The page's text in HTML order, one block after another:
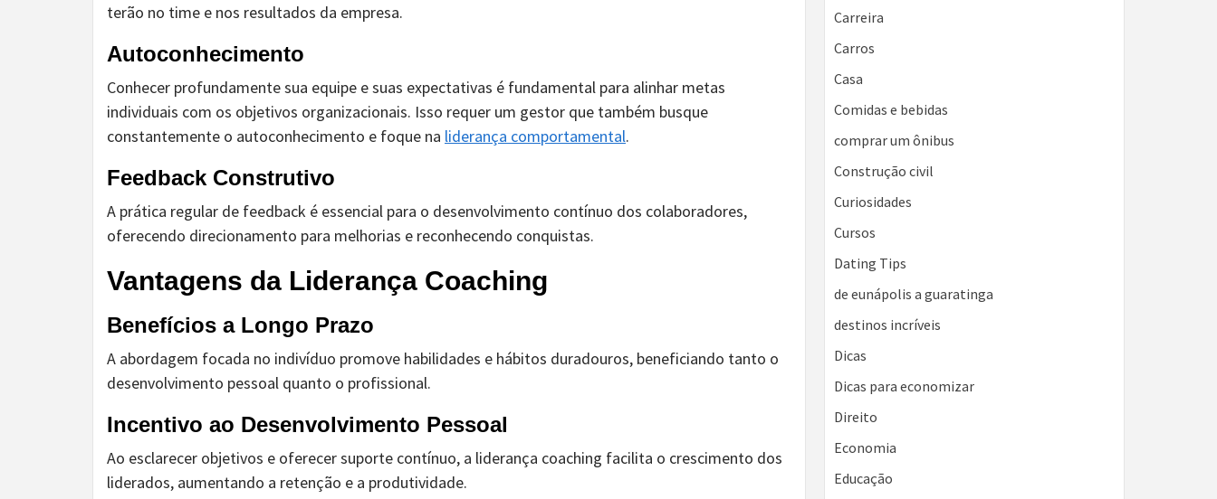
terão no time e nos resultados da empresa.
Autoconhecimento
Conhecer profundamente sua equipe e suas expectativas é fundamental para alinhar metas
individuais com os objetivos organizacionais. Isso requer um gestor que também busque
constantemente o autoconhecimento e foque na liderança comportamental.
Feedback Construtivo
A prática regular de feedback é essencial para o desenvolvimento contínuo dos colaboradores,
oferecendo direcionamento para melhorias e reconhecendo conquistas.
Vantagens da Liderança Coaching
Benefícios a Longo Prazo
A abordagem focada no indivíduo promove habilidades e hábitos duradouros, beneficiando tanto o
desenvolvimento pessoal quanto o profissional.
Incentivo ao Desenvolvimento Pessoal
Ao esclarecer objetivos e oferecer suporte contínuo, a liderança coaching facilita o crescimento dos
liderados, aumentando a retenção e a produtividade.
Carreira
Carros
Casa
Comidas e bebidas
comprar um ônibus
Construção civil
Curiosidades
Cursos
Dating Tips
de eunápolis a guaratinga
destinos incríveis
Dicas
Dicas para economizar
Direito
Economia
Educação